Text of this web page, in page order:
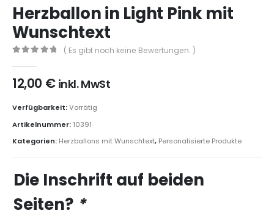
Herzballon in Light Pink mit
Wunschtext
( Es gibt noch keine Bewertungen. )
12,00 € inkl. MwSt
Verfügbarkeit:Vorrätig
Artikelnummer: 10391
Kategorien: Herzballons mit Wunschtext, Personalisierte Produkte
Die Inschrift auf beiden
Seiten? *